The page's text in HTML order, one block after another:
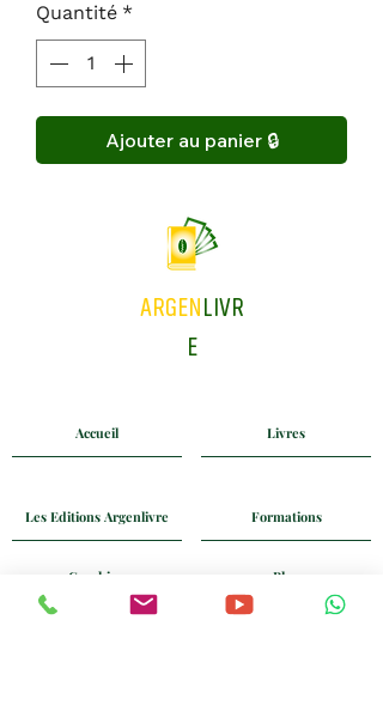
Quantité *
Ajouter au panier 🔒
ARGENLIVR
E
Accueil Livres
Les Editions Argenlivre
Coaching
Formations
Blog